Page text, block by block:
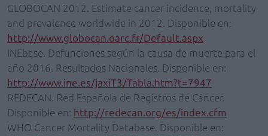
GLOBOCAN 2012. Estimate cancer incidence, mortality
and prevalence worldwide in 2012. Disponible en:
http://www.globocan.oarc.fr/Default.aspx
INEbase. Defunciones según la causa de muerte para el
año 2016. Resultados Nacionales. Disponible en:
http://www.ine.es/jaxiT3/Tabla.htm?t=7947
REDECAN. Red Española de Registros de Cáncer.
Disponible en: http://redecan.org/es/index.cfm
WHO Cancer Mortality Database. Disponible en: